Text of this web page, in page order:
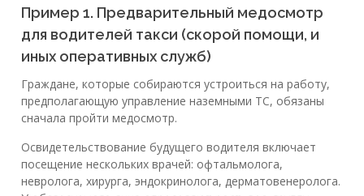
Пример 1. Предварительный медосмотр
для водителей такси (скорой помощи, и
иных оперативных служб)
Граждане, которые собираются устроиться на работу,
предполагающую управление наземными ТС, обязаны
сначала пройти медосмотр.
Освидетельствование будущего водителя включает
посещение нескольких врачей: офтальмолога,
невролога, хирурга, эндокринолога, дерматовенеролога.